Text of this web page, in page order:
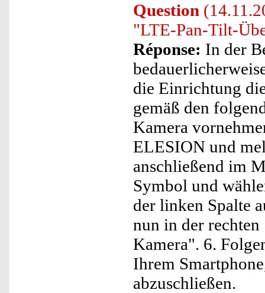
Question
"LTE-Pan-Tilt-
Réponse: In der
die Einrichtung
gemäß den
Kamera
ELESION und
anschließend im
Symbol und
der linken Spalte
nun in der
Kamera". 6.
Ihrem
abzuschließen.